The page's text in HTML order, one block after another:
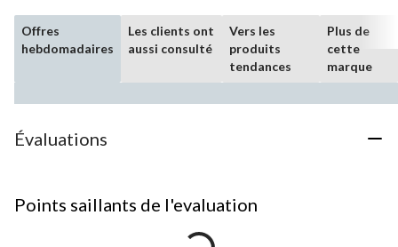
Offres
hebdomadaires
Les clients ont
aussi consulté
Vers les
produits
tendances
Plus de
cette
marque
Évaluations
Points saillants de l'evaluation